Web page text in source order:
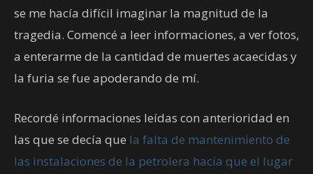
se me hacía difícil imaginar la magnitud de la
tragedia. Comencé a leer informaciones, a ver fotos,
a enterarme de la cantidad de muertes acaecidas y
la furia se fue apoderando de mí.
Recordé informaciones leídas con anterioridad en
las que se decía que la falta de mantenimiento de
las instalaciones de la petrolera hacía que el lugar